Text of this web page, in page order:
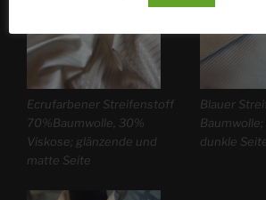
Ecrufarbener Streifenstoff
70%Baumwolle, 30%
Viskose; glänzende und
matte Seite
Blauer
dunkle